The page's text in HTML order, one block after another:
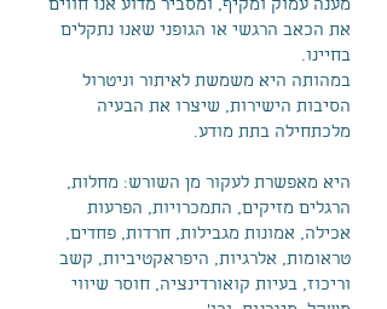
מענה עמוק ומקיף, ומסביר מדוע אנו חווים
את הכאב הרגשי או הגופני שאנו נתקלים
בחיינו.
במהותה היא משמשת לאיתור וניטרול
הסיבות הישירות, שיצרו את הבעיה
מלכתחילה בתת מודע.
היא מאפשרת לעקור מן השורש: מחלות,
הרגלים מזיקים, התמכרויות, הפרעות
אכילה, אמונות מגבילות, חרדות, פחדים,
טראומות, אלרגיות, היפראקטיביות, קשב
וריכוז, בעיות קואורדינציה, חוסר שיווי